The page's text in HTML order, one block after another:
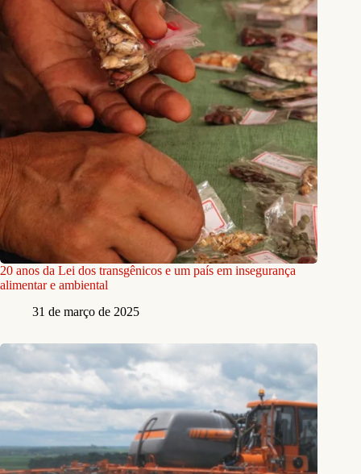
20 anos da Lei dos transgênicos e um país em insegurança
alimentar e ambiental
31 de março de 2025